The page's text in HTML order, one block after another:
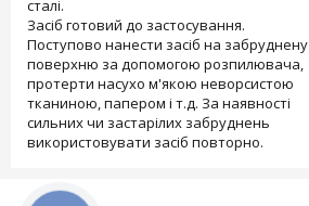
сталі.
Засіб готовий до застосування.
Поступово нанести засіб на забруднену
поверхню за допомогою розпилювача,
протерти насухо м'якою неворсистою
тканиною, папером і т.д. За наявності
сильних чи застарілих забруднень
використовувати засіб повторно.